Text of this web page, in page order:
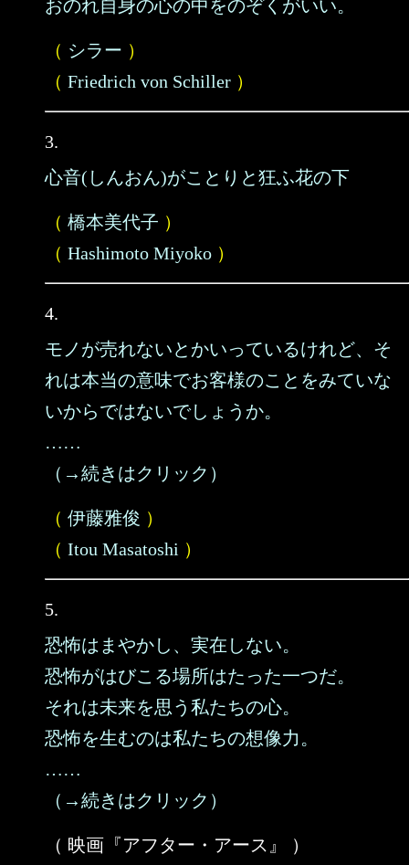
おのれ自身の心の中をのぞくがいい。
（ シラー ）
（ Friedrich von Schiller ）
3.
心音(しんおん)がことりと狂ふ花の下
（ 橋本美代子 ）
（ Hashimoto Miyoko ）
4.
モノが売れないとかいっているけれど、そ
れは本当の意味でお客様のことをみていな
いからではないでしょうか。
……
（→続きはクリック）
（ 伊藤雅俊 ）
（ Itou Masatoshi ）
5.
恐怖はまやかし、実在しない。
恐怖がはびこる場所はたった一つだ。
それは未来を思う私たちの心。
恐怖を生むのは私たちの想像力。
……
（→続きはクリック）
（ 映画『アフター・アース』 ）